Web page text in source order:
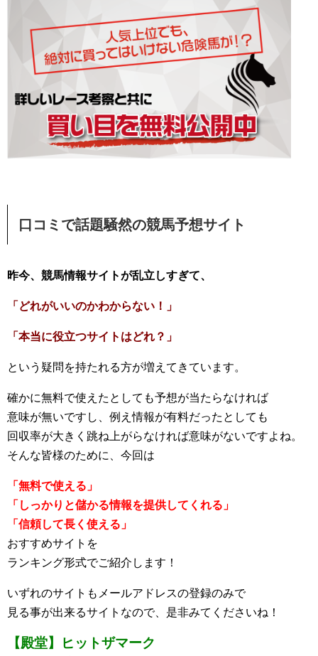
口コミで話題騒然の競馬予想サイト
昨今、競馬情報サイトが乱立しすぎて、
「どれがいいのかわからない！」
「本当に役立つサイトはどれ？」
という疑問を持たれる方が増えてきています。
確かに無料で使えたとしても予想が当たらなければ
意味が無いですし、例え情報が有料だったとしても
回収率が大きく跳ね上がらなければ意味がないですよね。
そんな皆様のために、今回は
「無料で使える」
「しっかりと儲かる情報を提供してくれる」
「信頼して長く使える」
おすすめサイトを
ランキング形式でご紹介します！
いずれのサイトもメールアドレスの登録のみで
見る事が出来るサイトなので、是非みてくださいね！
【殿堂】ヒットザマーク